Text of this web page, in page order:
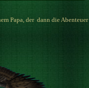
Papa, der dann die